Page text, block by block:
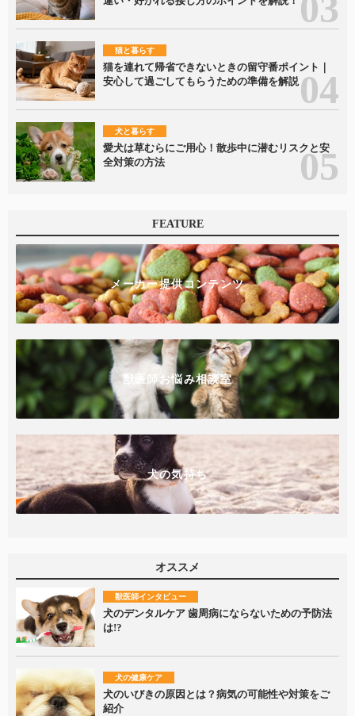
猫と暮らす
猫を連れて帰省できないときの留守番ポイント｜
安心して過ごしてもらうための準備を解説
犬と暮らす
愛犬は草むらにご用心！散歩中に潜むリスクと安
全対策の方法
FEATURE
メーカー提供コンテンツ
獣医師お悩み相談室
犬の気持ち
オススメ
獣医師インタビュー
犬のデンタルケア 歯周病にならないための予防法
は!?
犬の健康ケア
犬のいびきの原因とは？病気の可能性や対策をご
紹介